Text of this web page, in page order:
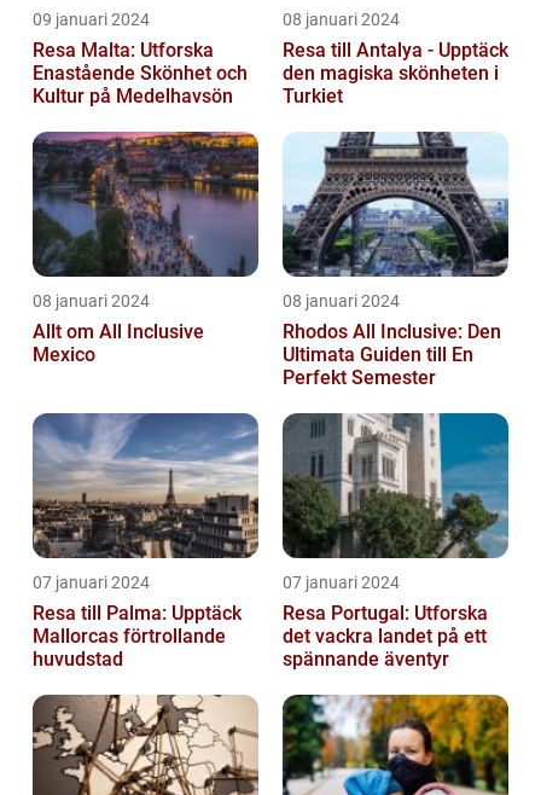
09 januari 2024
Resa Malta: Utforska
Enastående Skönhet och
Kultur på Medelhavsön
08 januari 2024
Resa till Antalya - Upptäck
den magiska skönheten i
Turkiet
08 januari 2024
Allt om All Inclusive
Mexico
08 januari 2024
Rhodos All Inclusive: Den
Ultimata Guiden till En
Perfekt Semester
07 januari 2024
Resa till Palma: Upptäck
Mallorcas förtrollande
huvudstad
07 januari 2024
Resa Portugal: Utforska
det vackra landet på ett
spännande äventyr